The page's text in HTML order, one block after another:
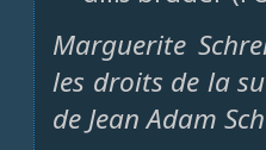
Marguerite
les droits de la
de Jean Adam